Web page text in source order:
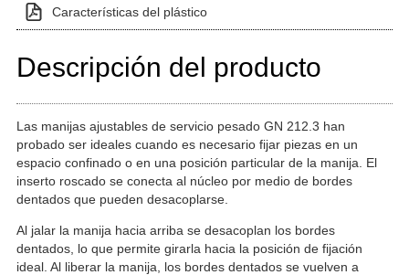
Características del plástico
Descripción del producto
Las manijas ajustables de servicio pesado GN 212.3 han
probado ser ideales cuando es necesario fijar piezas en un
espacio confinado o en una posición particular de la manija. El
inserto roscado se conecta al núcleo por medio de bordes
dentados que pueden desacoplarse.
Al jalar la manija hacia arriba se desacoplan los bordes
dentados, lo que permite girarla hacia la posición de fijación
ideal. Al liberar la manija, los bordes dentados se vuelven a